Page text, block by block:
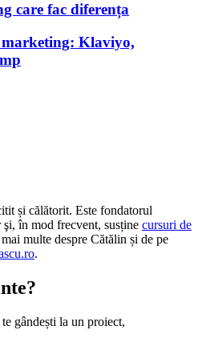
care fac diferența
Klaviyo,
și călătorit. Este fondatorul
în mod frecvent, susține cursuri de
multe despre Cătălin și de pe
.
gândești la un proiect,